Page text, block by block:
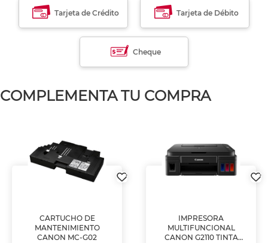
Tarjeta de Crédito Tarjeta de Débito
Cheque
COMPLEMENTA TU COMPRA
CARTUCHO DE
MANTENIMIENTO
CANON MC-G02
IMPRESORA
MULTIFUNCIONAL
CANON G2110 TINTA